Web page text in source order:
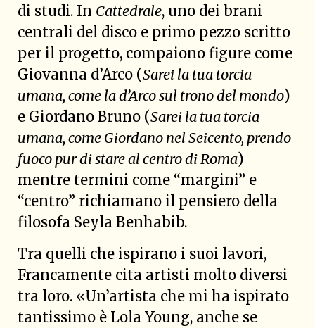
di studi. In Cattedrale, uno dei brani
centrali del disco e primo pezzo scritto
per il progetto, compaiono figure come
Giovanna d’Arco (Sarei la tua torcia
umana, come la d’Arco sul trono del mondo)
e Giordano Bruno (Sarei la tua torcia
umana, come Giordano nel Seicento, prendo
fuoco pur di stare al centro di Roma)
mentre termini come “margini” e
“centro” richiamano il pensiero della
filosofa Seyla Benhabib.
Tra quelli che ispirano i suoi lavori,
Francamente cita artisti molto diversi
tra loro. «Un’artista che mi ha ispirato
tantissimo è Lola Young, anche se